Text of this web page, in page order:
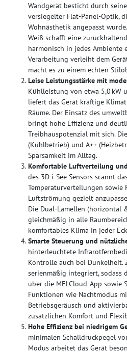
Wandgerät besticht durch
versiegelter Flat-Panel-Optik,
Wohnästhetik angepasst
Weiß schafft eine
harmonisch in jedes Ambiente
Verarbeitung verleiht dem
macht es zu einem echten
Leise Leistungsstärke mit
Kühlleistung von etwa 5,0 kW
liefert das Gerät kräftige
Räume. Der Einsatz des
bringt hohe Effizienz und
Treibhauspotenzial mit sich.
(Kühlbetrieb) und A++
Sparsamkeit im Alltag.
Komfortable Luftverteilung
des 3D i-See Sensors scannt
Temperaturverteilungen sowie
Luftströmung gezielt
Die Dual-Lamellen (horizontal
gleichmäßig in alle
komfortables Klima in jeder
Smarte Steuerung und
hinterleuchtete
Kontrolle auch bei Dunkelheit.
serienmäßig integriert, sodass
über die MELCloud-App sowie
Funktionen wie Nachtmodus
Betriebsgeräusch und
zusätzlichen Komfort und
Hohe Effizienz bei niedrigem
minimalen Schalldruckpegel
Modus arbeitet das Gerät